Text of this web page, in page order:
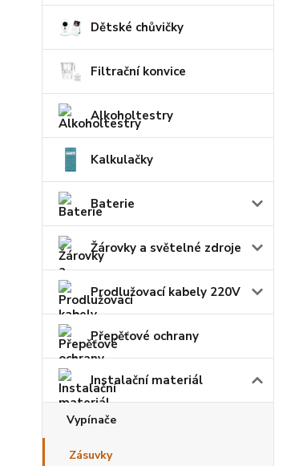
Dětské chůvičky
Filtrační konvice
Alkoholtestry
Kalkulačky
Baterie
Žárovky a světelné zdroje
Prodlužovací kabely 220V
Přepěťové ochrany
Instalační materiál
Vypínače
Zásuvky